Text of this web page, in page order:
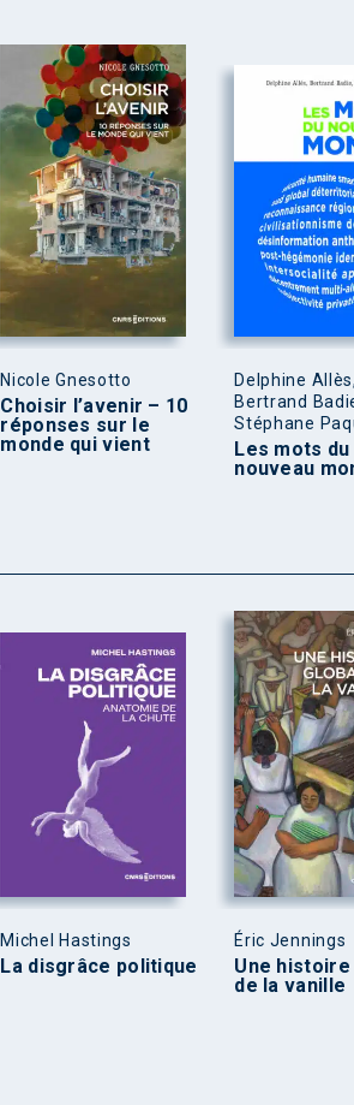
Nicole Gnesotto
Choisir l’avenir – 10
réponses sur le
monde qui vient
Delphine Allès,
Bertrand
Stéphane
Les mots du
nouveau
Michel Hastings
La disgrâce politique
Éric Jennings
Une
de la vanille